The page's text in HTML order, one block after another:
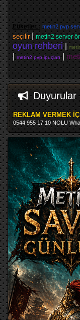
Etiketler : metin2 pvp
seçilir| metin2 server
oyun rehberi|
|metin2 pvp ipuçları|
Duyurular
REKLAM VERMEK
0544 955 17 10 NOLU